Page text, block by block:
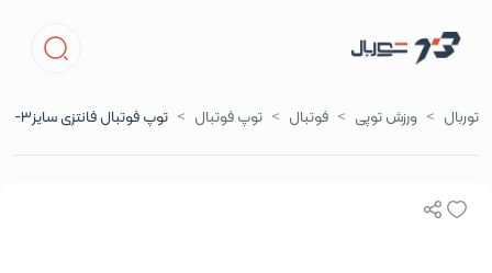
توربال ورزش توپی فوتبال توپ فوتبال توپ فوتبال فانتزی سایز3- پرسپولیس